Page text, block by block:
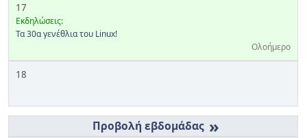
17
Εκδηλώσεις:
Τα 30α γενέθλια του Linux!
Ολοήμερο
18
»